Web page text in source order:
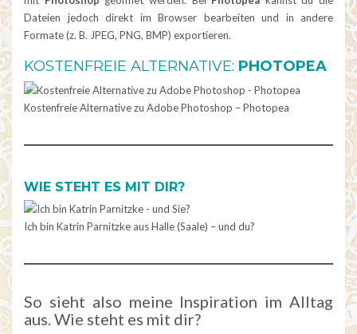
Dateien jedoch direkt im Browser bearbeiten und in andere
Formate (z. B. JPEG, PNG, BMP) exportieren.
KOSTENFREIE ALTERNATIVE: PHOTOPEA
Kostenfreie Alternative zu Adobe Photoshop – Photopea
WIE STEHT ES MIT DIR?
Ich bin Katrin Parnitzke aus Halle (Saale) – und du?
So sieht also meine Inspiration im Alltag
aus. Wie steht es mit dir?